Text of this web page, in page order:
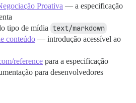
Proativa — a especificação
tipo de mídia text/markdown
conteúdo — introdução acessível ao
reference para a especificação
para desenvolvedores